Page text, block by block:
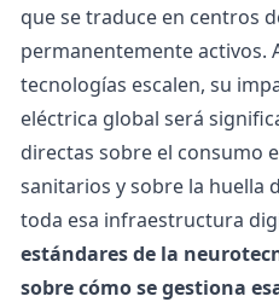
que se traduce en centros
permanentemente activos.
tecnologías escalen, su
eléctrica global será
directas sobre el consumo
sanitarios y sobre la huella
toda esa infraestructura
estándares de la
sobre cómo se gestiona